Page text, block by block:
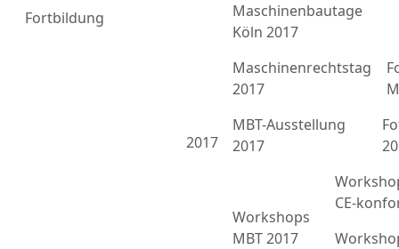
Fortbildung
2017
Maschinenbautage
Köln 2017
Maschinenrechtstag
2017
MBT-Ausstellung
2017
Workshops
MBT 2017
CE-